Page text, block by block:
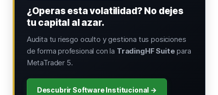
¿Operas esta volatilidad? No dejes
tu capital al azar.
Audita tu riesgo oculto y gestiona tus posiciones
de forma profesional con la TradingHF Suite para
MetaTrader 5.
Descubrir Software Institucional →